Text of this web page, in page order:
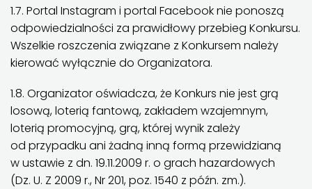
1.7. Portal Instagram i portal Facebook nie ponoszą
odpowiedzialności za prawidłowy przebieg Konkursu.
Wszelkie roszczenia związane z Konkursem należy
kierować wyłącznie do Organizatora.
1.8. Organizator oświadcza, że Konkurs nie jest grą
losową, loterią fantową, zakładem wzajemnym,
loterią promocyjną, grą, której wynik zależy
od przypadku ani żadną inną formą przewidzianą
w ustawie z dn. 19.11.2009 r. o grach hazardowych
(Dz. U. Z 2009 r., Nr 201, poz. 1540 z późn. zm.).